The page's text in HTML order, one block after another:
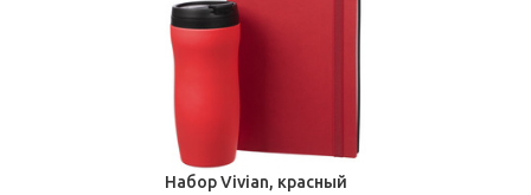
Набор Vivian, красный